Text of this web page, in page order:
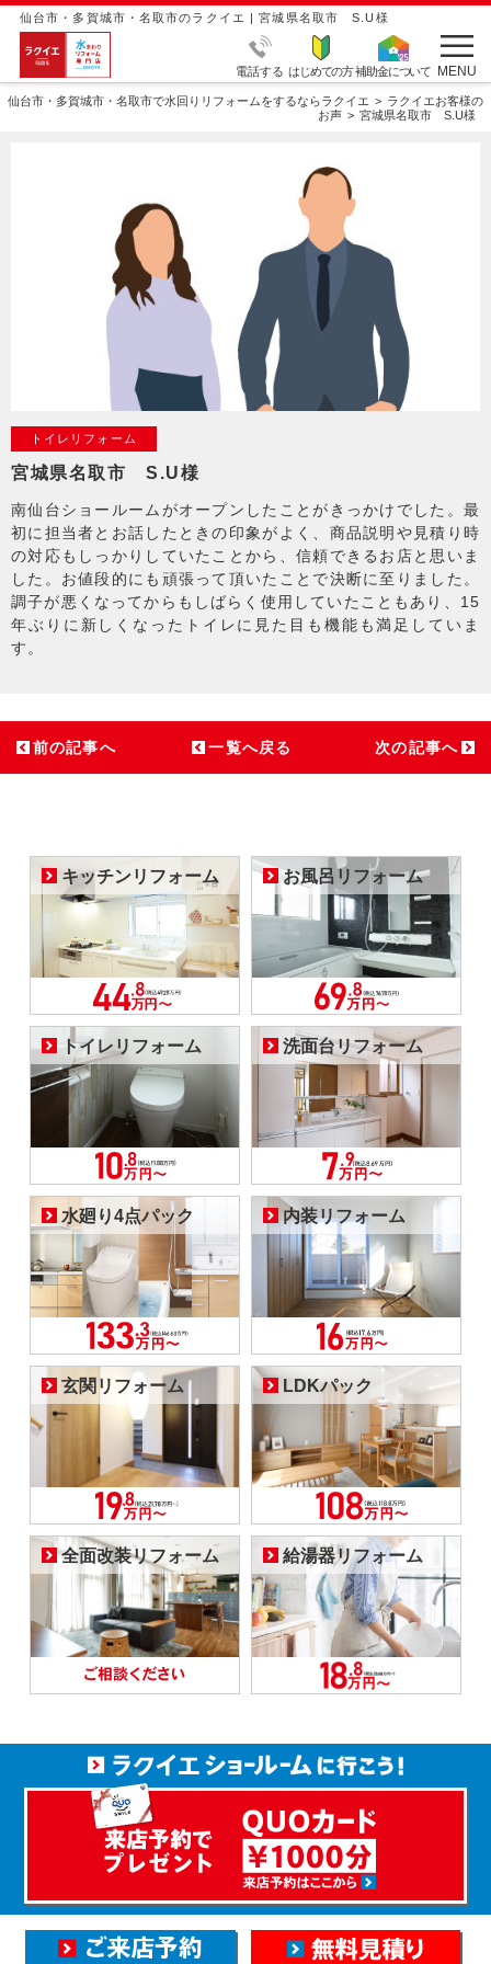
仙台市・多賀城市・名取市のラクイエ | 宮城県名取市 S.U様
電話する はじめての方補助金について MENU
仙台市・多賀城市・名取市で水回りリフォームをするならラクイエ
ラクイエお客様の
お声
宮城県名取市 S.U様
トイレリフォーム
宮城県名取市 S.U様
南仙台ショールームがオープンしたことがきっかけでした。最
初に担当者とお話したときの印象がよく、商品説明や見積り時
の対応もしっかりしていたことから、信頼できるお店と思いま
した。お値段的にも頑張って頂いたことで決断に至りました。
調子が悪くなってからもしばらく使用していたこともあり、15
年ぶりに新しくなったトイレに見た目も機能も満足していま
す。
前の記事へ 一覧へ戻る 次の記事へ
キッチンリフォーム お風呂リフォーム
トイレリフォーム 洗面台リフォーム
水廻り4点パック 内装リフォーム
玄関リフォーム LDKパック
全面改装リフォーム 給湯器リフォーム